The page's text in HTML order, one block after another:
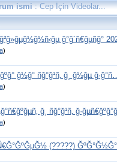
ismi: Cep İçin Videolar...
ğ°ğ´ñ€ğµñğ°
)
ğ½ğ° ñğ°ğ¹ñ‚ ğ¸ ğ½ğµ
)
ğ¸ ñğ°ğ¹ñ‚
)
(?????)